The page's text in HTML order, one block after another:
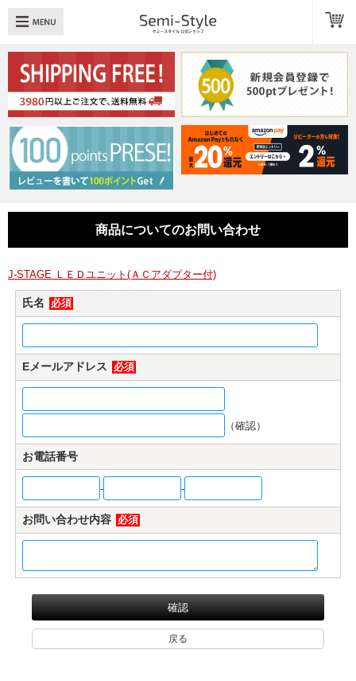
：透明扉 引き出し LED
へ戻る
品一覧
品カテゴリ
ッフブログ
イページ/会員登録
定商取引法に基づく表記
社概要
問い合わせ
商品についてのお問い合わせ
J-STAGE ＬＥＤユニット(ＡＣアダプター付)
氏名 必須
Eメールアドレス 必須
（確認）
お電話番号
- -
お問い合わせ内容 必須